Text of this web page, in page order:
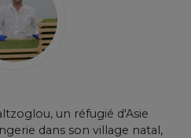
un réfugié d'Asie
dans son village natal,